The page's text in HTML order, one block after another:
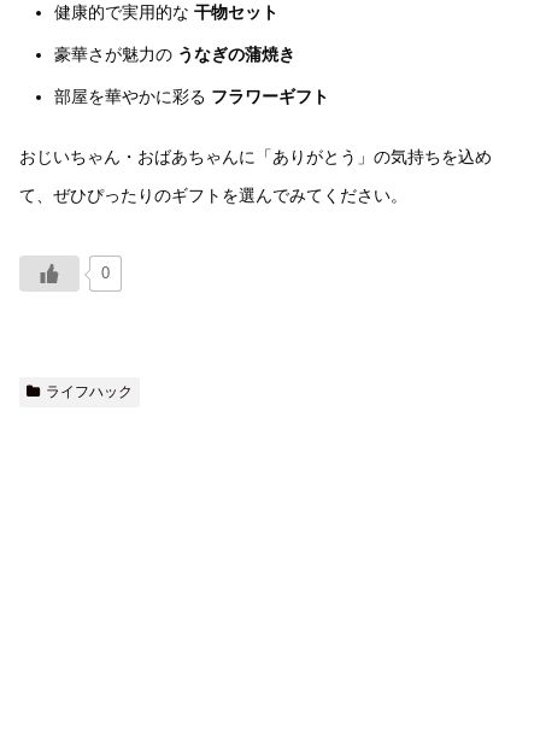
健康的で実用的な 干物セット
豪華さが魅力の うなぎの蒲焼き
部屋を華やかに彩る フラワーギフト
おじいちゃん・おばあちゃんに「ありがとう」の気持ちを込め
て、ぜひぴったりのギフトを選んでみてください。
0
ライフハック